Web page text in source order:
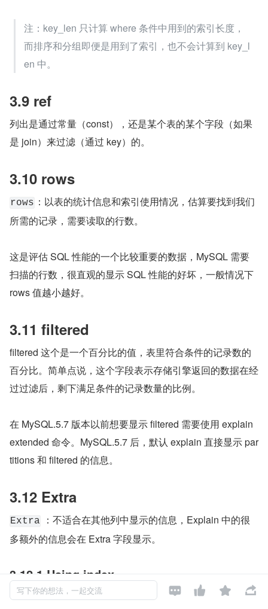
注：key_len 只计算 where 条件中用到的索引长度，
而排序和分组即便是用到了索引，也不会计算到 key_l
en 中。
3.9 ref
列出是通过常量（const），还是某个表的某个字段（如果
是 join）来过滤（通过 key）的。
3.10 rows
rows ：以表的统计信息和索引使用情况，估算要找到我们
所需的记录，需要读取的行数。
这是评估 SQL 性能的一个比较重要的数据，MySQL 需要
扫描的行数，很直观的显示 SQL 性能的好坏，一般情况下
rows 值越小越好。
3.11 filtered
filtered 这个是一个百分比的值，表里符合条件的记录数的
百分比。简单点说，这个字段表示存储引擎返回的数据在经
过过滤后，剩下满足条件的记录数量的比例。
在 MySQL.5.7 版本以前想要显示 filtered 需要使用 explain
extended 命令。MySQL.5.7 后，默认 explain 直接显示 par
titions 和 filtered 的信息。
3.12 Extra
Extra
：不适合在其他列中显示的信息，Explain 中的很
多额外的信息会在 Extra 字段显示。
3.12.1 Using index
Using index：我们在相应的 select 操作中使用了覆盖索
写下你的想法，一起交流    